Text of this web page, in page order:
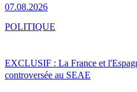
07.08.2026
EXCLUSIF : La France et
controversée au SEAE
POLITIQUE